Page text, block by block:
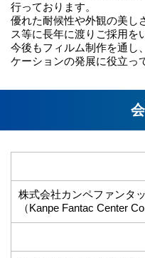
行っております。
優れた耐候性や外観の美し
ス等に長年に渡りご採用を
今後もフィルム制作を通し
ケーションの発展に役立っ
株式会社カンペファンタ
（Kanpe Fantac Center